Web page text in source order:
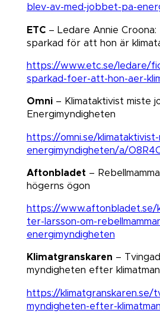
blev-av-med-jobbet-pa-
ETC – Ledare Annie Croona:
sparkad för att hon är
https://www.etc.se/ledare/
sparkad-foer-att-hon-aer-
Omni – Klimataktivist miste
Energimyndigheten​​​​​​​
https://omni.se/
energimyndigheten/a/
Aftonbladet–
högerns ögon
https://www.aftonbladet.se/
ter-larsson-om-
energimyndigheten
Klimatgranskaren –
myndigheten efter
https://klimatgranskaren.se/
myndigheten-efter-